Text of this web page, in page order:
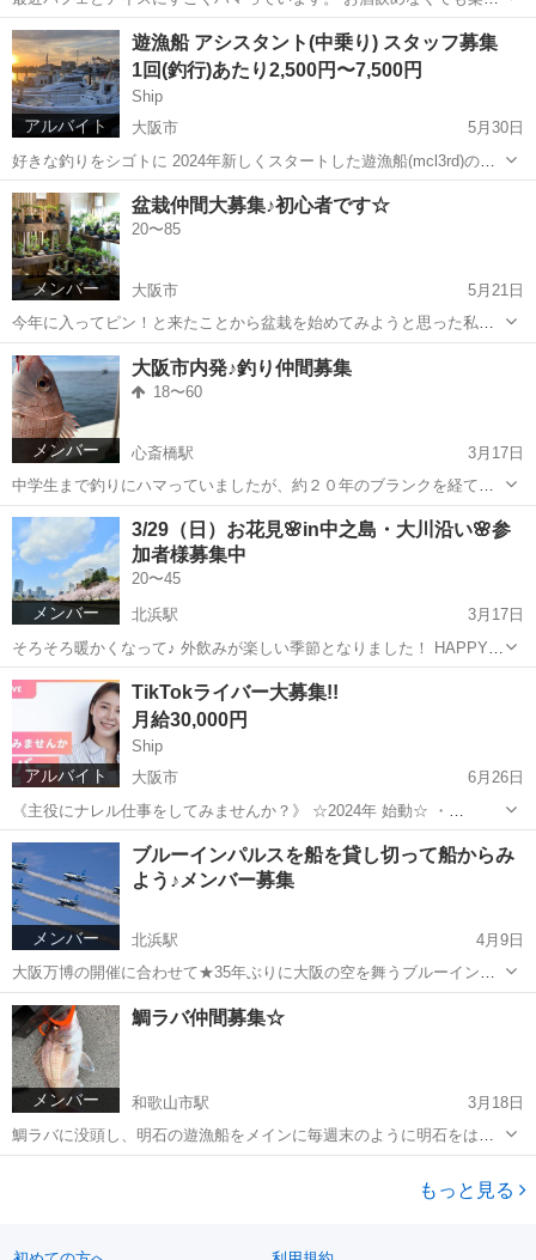
める老若男女が楽しめる 夜アイスや締めパフェなど 一緒にパフェやア
イスを食べてワイワイしませんか？
和歌山 和歌山市 和歌山市駅 その他 パフェ
アルバイト
遊漁船 アシスタント(中乗り) スタッフ募集
1回(釣行)あたり2,500円〜7,500円
Ship
大阪市
5月30日
好きな釣りをシゴトに 2024年新しくスタートした遊漁船(mcl3rd)の船
長アシスタントをしていただけるスタッフを大募集！ 大阪市内(心斎
橋)を拠点に、大阪市内にシーバスボート 和歌山市に小型船舶を所有
しております...
大阪 大阪市 その他 スタッフ
メンバー
盆栽仲間大募集♪初心者です☆
20〜85
大阪市
5月21日
今年に入ってピン！と来たことから盆栽を始めてみようと思った私。
3月に入って苔玉と松の苗を買ってみました。 いくつか文献などは図
書館♪などで漁ってみていますが、やり方が合っているのかどうなの
か... どなたか一緒に...
大阪 大阪市 その他 初心者
メンバー
大阪市内発♪釣り仲間募集
18〜60
心斎橋駅
3月17日
中学生まで釣りにハマっていましたが、約２０年のブランクを経て、
釣りブームが再到来♫ 仕事後や土日の合間、時にはガッツリと釣りに
行き始めています。 主な釣りは、バス釣り、シーバス、ショアジギン
グ タイラバなどを極め...
大阪 大阪市 心斎橋駅 友達 ショアジギング
メンバー
3/29（日）お花見🌸in中之島・大川沿い🌸参
加者様募集中
20〜45
北浜駅
3月17日
そろそろ暖かくなって♪ 外飲みが楽しい季節となりました！ HAPPYに
ワイワイお花見を楽しみませんか！？ 投稿ご覧いただき有難うござい
ます^ ^ お花見飲み会🌸開催詳細です↓ 日時 : 3月29日 ...
大阪 大阪市 飲み会
アルバイト
TikTokライバー大募集!!
月給30,000円
Ship
大阪市
6月26日
《主役にナレル仕事をしてみませんか？》 ☆2024年 始動☆ ・
TikTokLIVE・Pochocha,palmu などの有名ライブ配信アプリで配信を
行う、（ライブ配信者）を募集します！！（完全在宅） ※特に2...
大阪 大阪市 時給
メンバー
ブルーインパルスを船を貸し切って船からみ
よう♪メンバー募集
北浜駅
4月9日
大阪万博の開催に合わせて★35年ぶりに大阪の空を舞うブルーインパ
ルスのテストランを船から一緒に見るメンバーを募集中です。 ブルー
インパルスは華麗なアクロバット飛行などを披露する航空自衛隊の専
門チーム。 今回は...
大阪 大阪市 北浜駅 その他
メンバー
鯛ラバ仲間募集☆
和歌山市駅
3月18日
鯛ラバに没頭し、明石の遊漁船をメインに毎週末のように明石をはじ
め、小豆島・和歌山・鳴門・日本海にも行ったりしている 鯛ラバフリ
もっと見る